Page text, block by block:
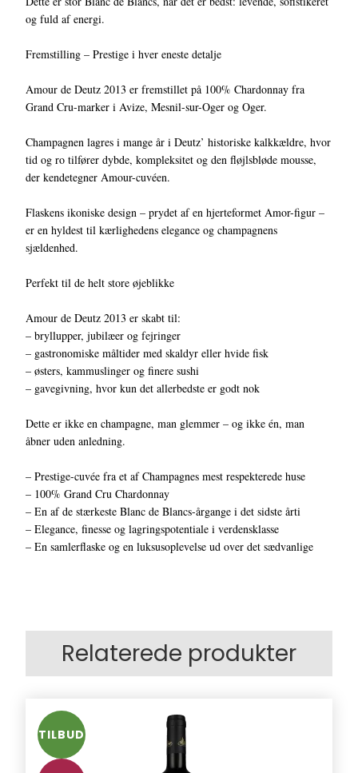
og fuld af energi.
Fremstilling – Prestige i hver eneste detalje
Amour de Deutz 2013 er fremstillet på 100% Chardonnay fra
Grand Cru-marker i Avize, Mesnil-sur-Oger og Oger.
Champagnen lagres i mange år i Deutz’ historiske kalkkældre, hvor
tid og ro tilfører dybde, kompleksitet og den fløjlsbløde mousse,
der kendetegner Amour-cuvéen.
Flaskens ikoniske design – prydet af en hjerteformet Amor-figur –
er en hyldest til kærlighedens elegance og champagnens
sjældenhed.
Perfekt til de helt store øjeblikke
Amour de Deutz 2013 er skabt til:
– bryllupper, jubilæer og fejringer
– gastronomiske måltider med skaldyr eller hvide fisk
– østers, kammuslinger og finere sushi
– gavegivning, hvor kun det allerbedste er godt nok
Dette er ikke en champagne, man glemmer – og ikke én, man
åbner uden anledning.
– Prestige-cuvée fra et af Champagnes mest respekterede huse
– 100% Grand Cru Chardonnay
– En af de stærkeste Blanc de Blancs-årgange i det sidste årti
– Elegance, finesse og lagringspotentiale i verdensklasse
– En samlerflaske og en luksusoplevelse ud over det sædvanlige
Relaterede produkter
TILBUD